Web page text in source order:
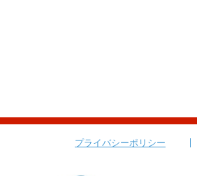
プライバシーポリシー